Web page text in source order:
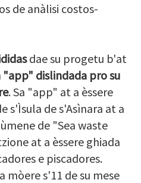
de anàlisi costos-
dae su progetu b'at
"app" dislindada pro su
. Sa "app" at a èssere
s'Ìsula de s'Asìnara at a
de "Sea waste
at a èssere ghiada
e piscadores.
s'11 de su mese